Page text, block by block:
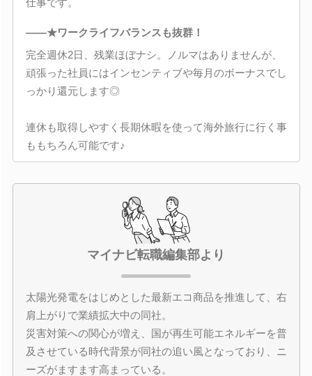
――★ワークライフバランスも抜群！
完全週休2日、残業ほぼナシ。ノルマはありませんが、
頑張った社員にはインセンティブや毎月のボーナスでし
っかり還元します◎
連休も取得しやすく長期休暇を使って海外旅行に行く事
ももちろん可能です♪
マイナビ転職編集部より
太陽光発電をはじめとした最新エコ商品を推進して、右
肩上がりで業績拡大中の同社。
災害対策への関心が増え、国が再生可能エネルギーを普
及させている時代背景が同社の追い風となっており、ニ
ーズがますます高まっている。